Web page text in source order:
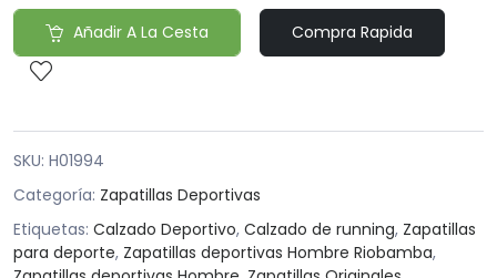
Añadir A La Cesta Compra Rapida
SKU: H01994
Categoría: Zapatillas Deportivas
Etiquetas: Calzado Deportivo, Calzado de running, Zapatillas
para deporte, Zapatillas deportivas Hombre Riobamba,